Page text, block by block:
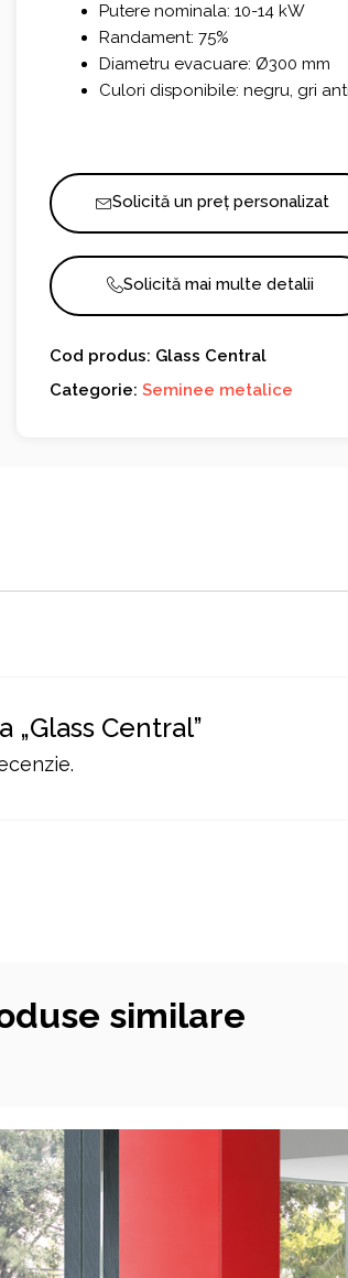
Putere nominala: 10-14 kW
Randament: 75%
Diametru evacuare: Ø300 mm
Culori disponibile: negru, gri
Solicită un preț personalizat
Solicită mai multe detalii
Cod produs: Glass Central
Categorie:Seminee metalice
Central”
similare